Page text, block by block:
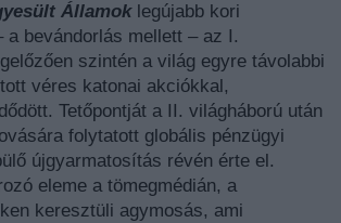
Államoklegújabb kori
a bevándorlás mellett – az I.
szintén a világ egyre távolabbi
véres katonai akciókkal,
Tetőpontját a II. világháború után
folytatott globális pénzügyi
újgyarmatosítás révén érte el.
eleme a tömegmédián, a
keresztüli agymosás, ami